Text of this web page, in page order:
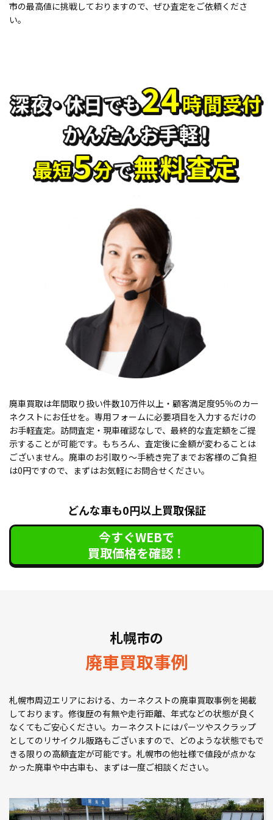
市の最高値に挑戦しておりますので、ぜひ査定をご依頼くださ
い。
廃車買取は年間取り扱い件数10万件以上・顧客満足度95％のカー
ネクストにお任せを。専用フォームに必要項目を入力するだけの
お手軽査定。訪問査定・現車確認なしで、最終的な査定額をご提
示することが可能です。もちろん、査定後に金額が変わることは
ございません。廃車のお引取り〜手続き完了までお客様のご負担
は0円ですので、まずはお気軽にお問合せください。
どんな車も0円以上買取保証
今すぐWEBで
買取価格を確認！
札幌市の
廃車買取事例
札幌市周辺エリアにおける、カーネクストの廃車買取事例を掲載
しております。修復歴の有無や走行距離、年式などの状態が良く
なくてもご安心ください。カーネクストにはパーツやスクラップ
としてのリサイクル販路もございますので、どのような状態でもで
きる限りの高額査定が可能です。札幌市の他社様で値段が点かな
かった廃車や中古車も、まずは一度ご相談ください。